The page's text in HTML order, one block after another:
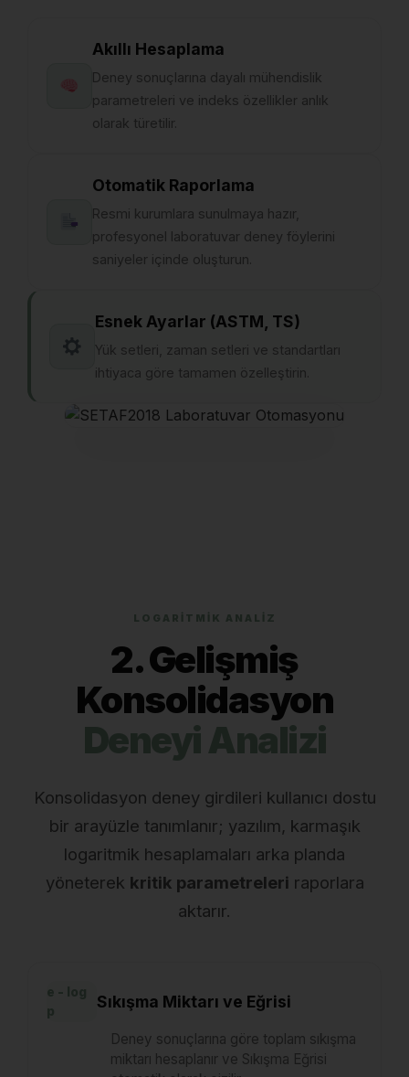
Akıllı Hesaplama
Deney sonuçlarına dayalı mühendislik
parametreleri ve indeks özellikler anlık
olarak türetilir.
Otomatik Raporlama
Resmi kurumlara sunulmaya hazır,
profesyonel laboratuvar deney föylerini
saniyeler içinde oluşturun.
Esnek Ayarlar (ASTM, TS)
Yük setleri, zaman setleri ve standartları
ihtiyaca göre tamamen özelleştirin.
LOGARİTMİK ANALİZ
2. Gelişmiş
Konsolidasyon
Deneyi Analizi
Konsolidasyon deney girdileri kullanıcı dostu
bir arayüzle tanımlanır; yazılım, karmaşık
logaritmik hesaplamaları arka planda
yöneterek kritik parametreleri raporlara
aktarır.
Sıkışma Miktarı ve Eğrisi
Deney sonuçlarına göre toplam sıkışma
miktarı hesaplanır ve Sıkışma Eğrisi